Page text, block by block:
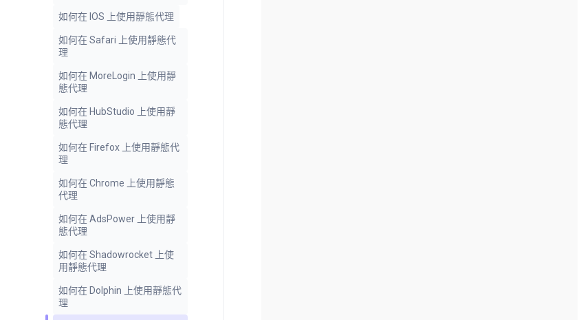
如何在 IOS 上使用靜態代理
如何在 Safari 上使用靜態代
理
如何在 MoreLogin 上使用靜
態代理
如何在 HubStudio 上使用靜
態代理
如何在 Firefox 上使用靜態代
理
如何在 Chrome 上使用靜態
代理
如何在 AdsPower 上使用靜
態代理
如何在 Shadowrocket 上使
用靜態代理
如何在 Dolphin 上使用靜態代
理